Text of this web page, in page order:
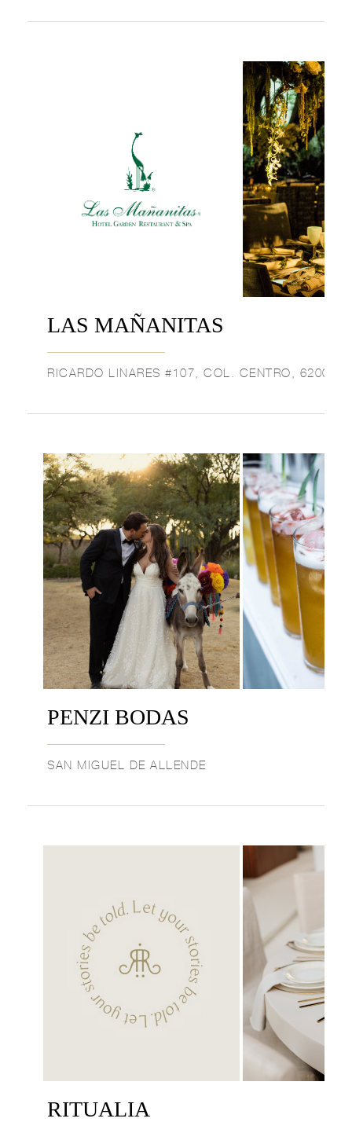
LAS MAÑANITAS
RICARDO LINARES #107, COL. CENTRO, 62000,
PENZI BODAS
SAN MIGUEL DE ALLENDE
RITUALIA